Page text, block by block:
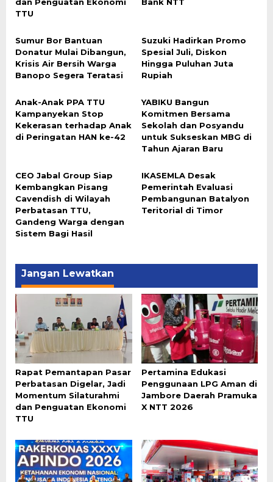
TTU
Sumur Bor Bantuan
Donatur Mulai Dibangun,
Krisis Air Bersih Warga
Banopo Segera Teratasi
Suzuki Hadirkan Promo
Spesial Juli, Diskon
Hingga Puluhan Juta
Rupiah
Anak-Anak PPA TTU
Kampanyekan Stop
Kekerasan terhadap Anak
di Peringatan HAN ke-42
YABIKU Bangun
Komitmen Bersama
Sekolah dan Posyandu
untuk Sukseskan MBG di
Tahun Ajaran Baru
CEO Jabal Group Siap
Kembangkan Pisang
Cavendish di Wilayah
Perbatasan TTU,
Gandeng Warga dengan
Sistem Bagi Hasil
IKASEMLA Desak
Pemerintah Evaluasi
Pembangunan Batalyon
Teritorial di Timor
Jangan Lewatkan
Rapat Pemantapan Pasar
Perbatasan Digelar, Jadi
Momentum Silaturahmi
dan Penguatan Ekonomi
TTU
Pertamina Edukasi
Penggunaan LPG Aman di
Jambore Daerah Pramuka
X NTT 2026